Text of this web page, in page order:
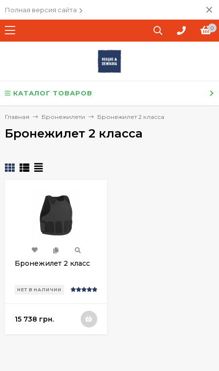
Полная версия сайта
0
КАТАЛОГ ТОВАРОВ
Главная Бронежилети Бронежилет 2 класса
Бронежилет 2 класса
Бронежилет 2 класс
НЕТ В НАЛИЧИИ
15 738 грн.